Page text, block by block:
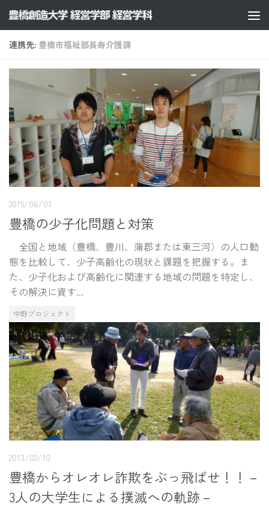
コンテンツへスキップ
連携先: 豊橋市福祉部長寿介護課
2015/06/01
豊橋の少子化問題と対策
全国と地域（豊橋、豊川、蒲郡または東三河）の人口動
態を比較して、少子高齢化の現状と課題を把握する。ま
た、少子化および高齢化に関連する地域の問題を特定し、
その解決に資す...
中野プロジェクト
2013/02/10
豊橋からオレオレ詐欺をぶっ飛ばせ！！－
3人の大学生による撲滅への軌跡－